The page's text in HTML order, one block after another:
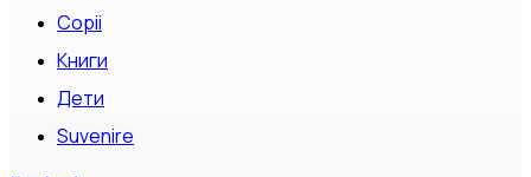
Copii
Книги
Дети
Suvenire